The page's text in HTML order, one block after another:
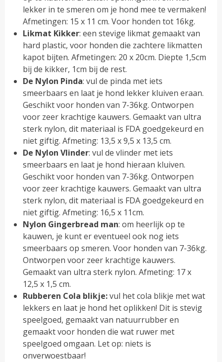
lekker in te smeren om je hond mee te vermaken!
Afmetingen: 15 x 11 cm. Voor honden tot 16kg.
Likmat Kikker: een stevige likmat gemaakt van
hard plastic, voor honden die zachtere likmatten
kapot bijten. Afmetingen: 20 x 20cm. Diepte 1,5cm
bij de kikker, 1cm bij de rest.
De Nylon Pinda: vul de pinda met iets
smeerbaars en laat je hond lekker kluiven eraan.
Geschikt voor honden van 7-36kg. Ontworpen
voor zeer krachtige kauwers. Gemaakt van ultra
sterk nylon, dit materiaal is FDA goedgekeurd en
niet giftig. Afmeting: 13,5 x 9,5 x 13,5 cm.
De Nylon Vlinder: vul de vlinder met iets
smeerbaars en laat je hond hieraan kluiven.
Geschikt voor honden van 7-36kg. Ontworpen
voor zeer krachtige kauwers. Gemaakt van ultra
sterk nylon, dit materiaal is FDA goedgekeurd en
niet giftig. Afmeting: 16,5 x 11cm.
Nylon Gingerbread man: om heerlijk op te
kauwen, je kunt er eventueel ook nog iets
smeerbaars op smeren. Voor honden van 7-36kg.
Ontworpen voor zeer krachtige kauwers.
Gemaakt van ultra sterk nylon. Afmeting: 17 x
12,5 x 1,5 cm.
Rubberen Cola blikje:vul het cola blikje met wat
lekkers en laat je hond het oplikken! Dit is stevig
speelgoed, gemaakt van natuurrubber en
gemaakt voor honden die wat ruwer met
speelgoed omgaan. Let op: niets is
onverwoestbaar!